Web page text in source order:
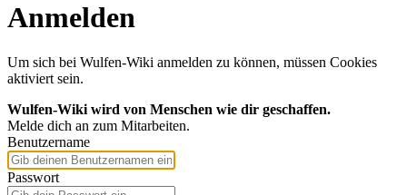
Anmelden
Um sich bei Wulfen-Wiki anmelden zu können, müssen Cookies
aktiviert sein.
Wulfen-Wiki wird von Menschen wie dir geschaffen.
Melde dich an zum Mitarbeiten.
Benutzername
Passwort